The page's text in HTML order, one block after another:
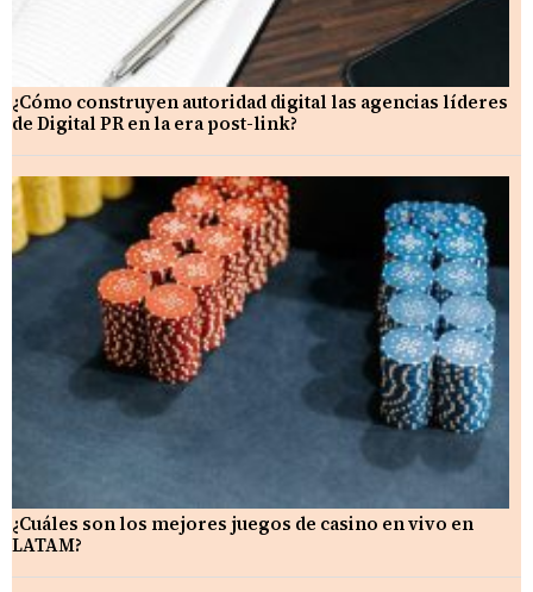
¿Cómo construyen autoridad digital las agencias líderes
de Digital PR en la era post-link?
¿Cuáles son los mejores juegos de casino en vivo en
LATAM?